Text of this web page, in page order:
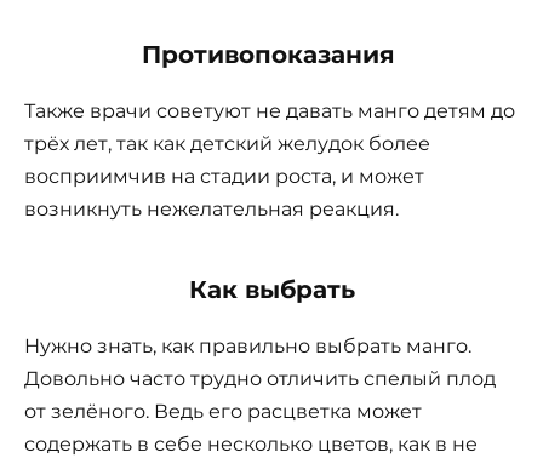
Противопоказания
Также врачи советуют не давать манго детям до
трёх лет, так как детский желудок более
восприимчив на стадии роста, и может
возникнуть нежелательная реакция.
Как выбрать
Нужно знать, как правильно выбрать манго.
Довольно часто трудно отличить спелый плод
от зелёного. Ведь его расцветка может
содержать в себе несколько цветов, как в не